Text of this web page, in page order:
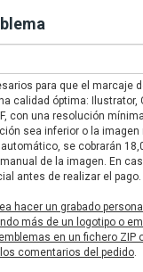
para que el marcaje
calidad óptima: Ilustrator,
con una resolución
sea inferior o la imagen
se cobrarán
de la imagen. En
antes de realizar el pago.
hacer un grabado
más de un logotipo o
en un fichero ZIP
comentarios del pedido.